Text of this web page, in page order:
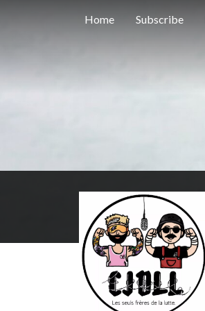
Home Subscribe